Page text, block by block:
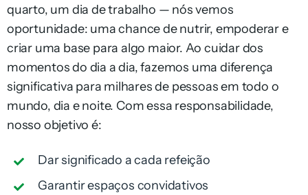
quarto, um dia de trabalho — nós vemos
oportunidade: uma chance de nutrir, empoderar e
criar uma base para algo maior. Ao cuidar dos
momentos do dia a dia, fazemos uma diferença
significativa para milhares de pessoas em todo o
mundo, dia e noite. Com essa responsabilidade,
nosso objetivo é:
Dar significado a cada refeição
Garantir espaços convidativos